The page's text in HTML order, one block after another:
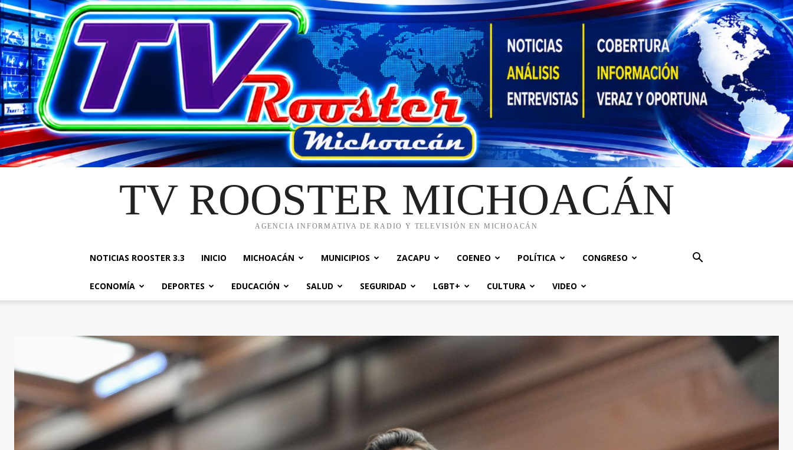
TV ROOSTER MICHOACÁN
AGENCIA INFORMATIVA DE RADIO Y TELEVISIÓN EN MICHOACÁN
NOTICIAS ROOSTER 3.3 INICIO MICHOACÁN MUNICIPIOS ZACAPU COENEO POLÍTICA CONGRESO
ECONOMÍA DEPORTES EDUCACIÓN SALUD SEGURIDAD LGBT+ CULTURA VIDEO